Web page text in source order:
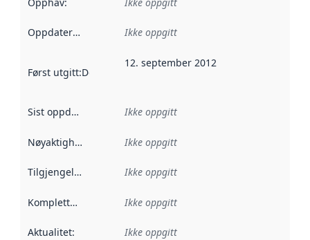
Oppdateringsfrekvens :
Ikke oppgitt
Først utgitt:Denne datoen sier når dataene i dette
12. september 2012
Sist oppdatert Ikke oppgitt
Nøyaktighet Ikke oppgitt
Tilgjengelighet Ikke oppgitt
Kompletthet Ikke oppgitt
Aktualitet: Ikke oppgitt